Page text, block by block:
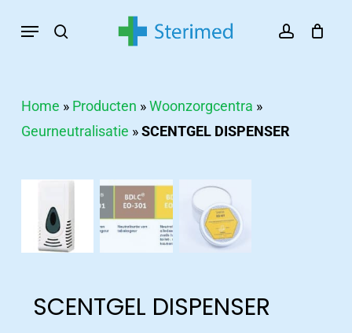
search account
Menu
Home » Producten »Woonzorgcentra »
Geurneutralisatie »SCENTGEL DISPENSER
SCENTGEL DISPENSER